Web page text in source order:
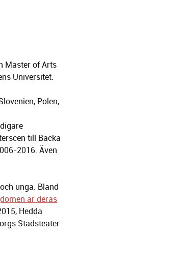
Master of Arts
Universitet.
Polen,
till Backa
2016. Även
unga. Bland
är deras
Hedda
Stadsteater